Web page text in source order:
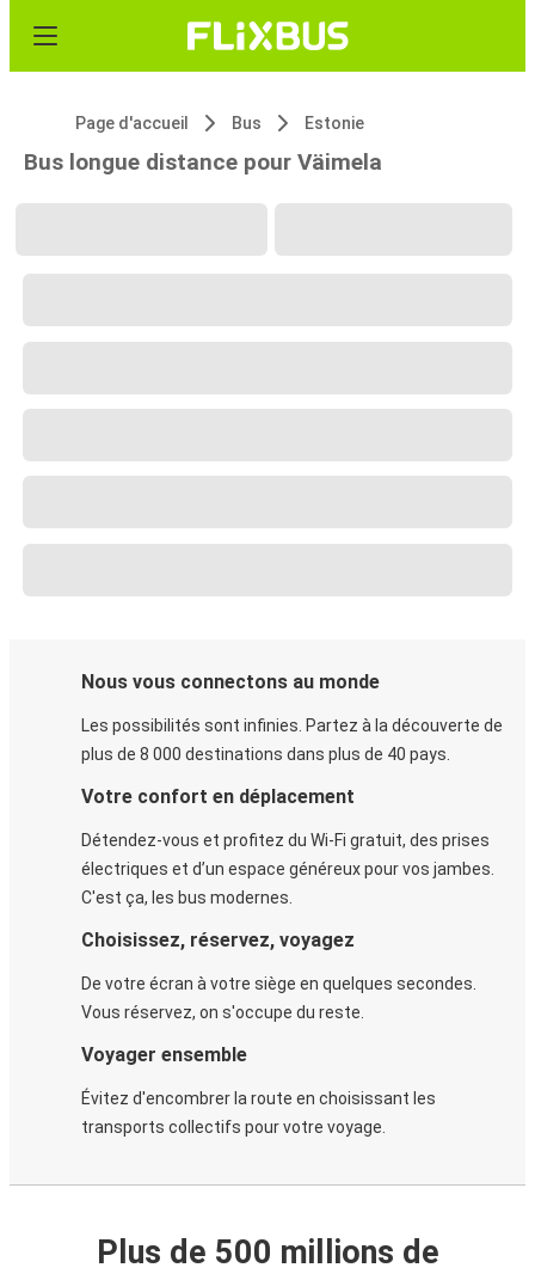
Page d'accueil Bus Estonie
Bus longue distance pour Väimela
Nous vous connectons au monde
Les possibilités sont infinies. Partez à la découverte de
plus de 8 000 destinations dans plus de 40 pays.
Votre confort en déplacement
Détendez-vous et profitez du Wi-Fi gratuit, des prises
électriques et d’un espace généreux pour vos jambes.
C'est ça, les bus modernes.
Choisissez, réservez, voyagez
De votre écran à votre siège en quelques secondes.
Vous réservez, on s'occupe du reste.
Voyager ensemble
Évitez d'encombrer la route en choisissant les
transports collectifs pour votre voyage.
Plus de 500 millions de